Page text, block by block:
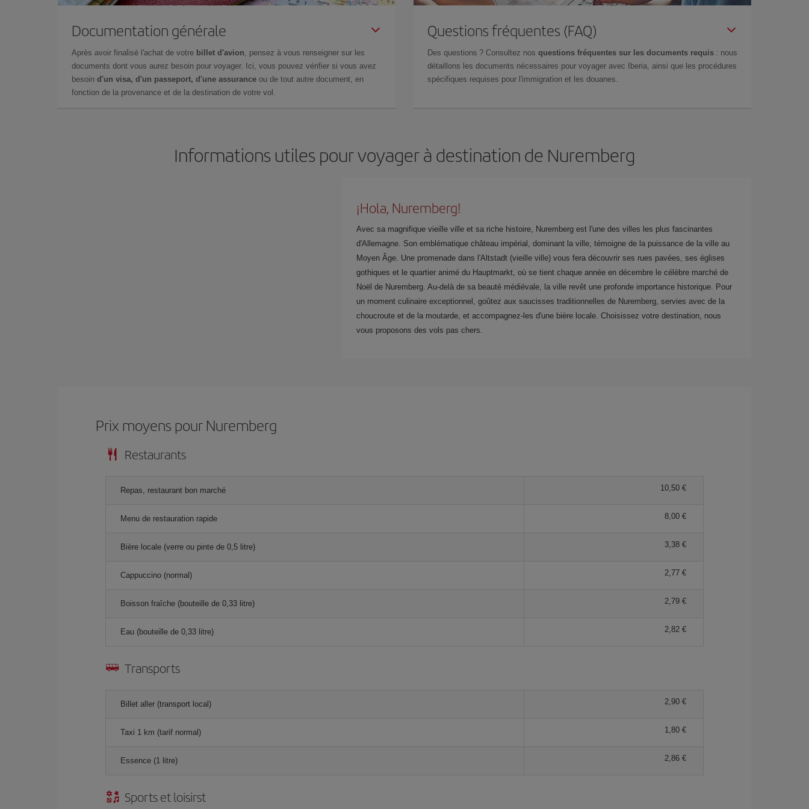
Documentation générale
Après avoir finalisé l'achat de votre billet d'avion, pensez à vous renseigner sur les
documents dont vous aurez besoin pour voyager. Ici, vous pouvez vérifier si vous avez
besoin d'un visa, d'un passeport, d'une assurance ou de tout autre document, en
fonction de la provenance et de la destination de votre vol.
Questions fréquentes (FAQ)
Des questions ? Consultez nos questions fréquentes sur les documents requis : nous
détaillons les documents nécessaires pour voyager avec Iberia, ainsi que les procédures
spécifiques requises pour l'immigration et les douanes.
Informations utiles pour voyager à destination de Nuremberg
¡Hola, Nuremberg!
Avec sa magnifique vieille ville et sa riche histoire, Nuremberg est l'une des villes les plus fascinantes
d'Allemagne. Son emblématique château impérial, dominant la ville, témoigne de la puissance de la ville au
Moyen Âge. Une promenade dans l'Altstadt (vieille ville) vous fera découvrir ses rues pavées, ses églises
gothiques et le quartier animé du Hauptmarkt, où se tient chaque année en décembre le célèbre marché de
Noël de Nuremberg. Au-delà de sa beauté médiévale, la ville revêt une profonde importance historique. Pour
un moment culinaire exceptionnel, goûtez aux saucisses traditionnelles de Nuremberg, servies avec de la
choucroute et de la moutarde, et accompagnez-les d'une bière locale. Choisissez votre destination, nous
vous proposons des vols pas chers.
Prix ​​moyens pour Nuremberg
Restaurants
Repas, restaurant bon marché 10,50 €
Menu de restauration rapide 8,00 €
Bière locale (verre ou pinte de 0,5 litre) 3,38 €
Cappuccino (normal) 2,77 €
Boisson fraîche (bouteille de 0,33 litre) 2,79 €
Eau (bouteille de 0,33 litre) 2,82 €
Transports
Billet aller (transport local) 2,90 €
Taxi 1 km (tarif normal) 1,80 €
Essence (1 litre) 2,86 €
Sports et loisirst